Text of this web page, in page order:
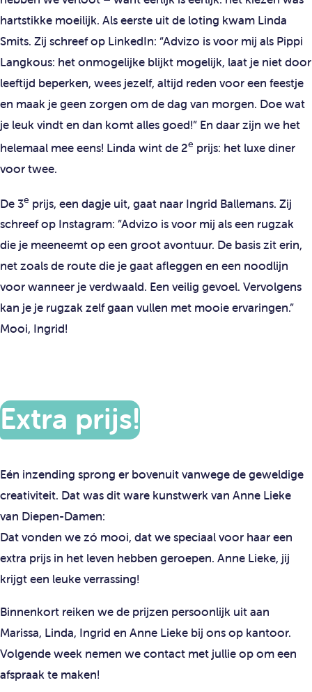
hartstikke moeilijk. Als eerste uit de loting kwam Linda
Smits. Zij schreef op LinkedIn: “Advizo is voor mij als Pippi
Langkous: het onmogelijke blijkt mogelijk, laat je niet door
leeftijd beperken, wees jezelf, altijd reden voor een feestje
en maak je geen zorgen om de dag van morgen. Doe wat
je leuk vindt en dan komt alles goed!” En daar zijn we het
helemaal mee eens! Linda wint de 2e prijs: het luxe diner
voor twee.
De 3e prijs, een dagje uit, gaat naar Ingrid Ballemans. Zij
schreef op Instagram: ”Advizo is voor mij als een rugzak
die je meeneemt op een groot avontuur. De basis zit erin,
net zoals de route die je gaat afleggen en een noodlijn
voor wanneer je verdwaald. Een veilig gevoel. Vervolgens
kan je je rugzak zelf gaan vullen met mooie ervaringen.”
Mooi, Ingrid!
Extra prijs!
Eén inzending sprong er bovenuit vanwege de geweldige
creativiteit. Dat was dit ware kunstwerk van Anne Lieke
van Diepen-Damen:
Dat vonden we zó mooi, dat we speciaal voor haar een
extra prijs in het leven hebben geroepen. Anne Lieke, jij
krijgt een leuke verrassing!
Binnenkort reiken we de prijzen persoonlijk uit aan
Marissa, Linda, Ingrid en Anne Lieke bij ons op kantoor.
Volgende week nemen we contact met jullie op om een
afspraak te maken!